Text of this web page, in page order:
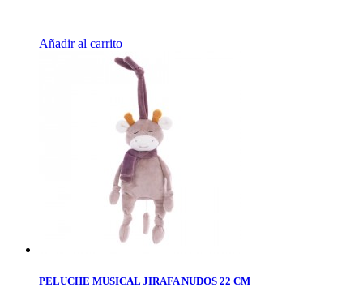
Añadir al carrito
PELUCHE MUSICAL JIRAFA NUDOS 22 CM